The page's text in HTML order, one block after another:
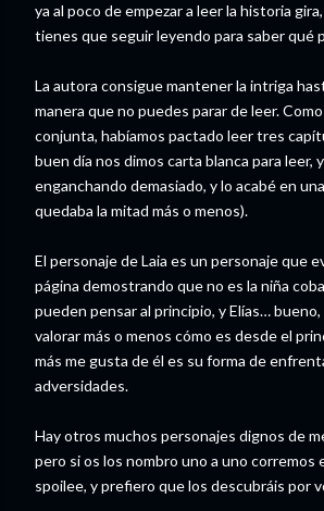
ya al poco de empezar a leer la historia
tienes que seguir leyendo para saber qué
La autora consigue mantener la intriga
manera que no puedes parar de leer.
conjunta, habíamos pactado leer tres
buen día nos dimos carta blanca para leer,
enganchando demasiado, y lo acabé en
quedaba la mitad más o menos).
El personaje de Laia es un personaje que
página demostrando que no es la niña
pueden pensar al principio, y Elías… bueno,
valorar más o menos cómo es desde el
más me gusta de él es su forma de
adversidades.
Hay otros muchos personajes dignos de
pero si os los nombro uno a uno corremos
spoilee, y prefiero que los descubráis por